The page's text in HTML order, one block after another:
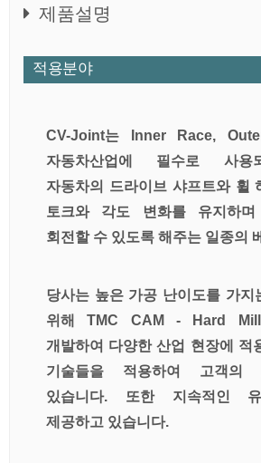
제품설명
적용분야
CV-Joint는 Inner Race,
자동차산업에 필수로 사용
자동차의 드라이브 샤프트와 휠
토크와 각도 변화를 유지하며
회전할 수 있도록 해주는 일종의
당사는 높은 가공 난이도를 가
위해TMC CAM - Hard
개발하여 다양한 산업 현장에 적
기술들을 적용하여 고객의
있습니다. 또한 지속적인
제공하고 있습니다.